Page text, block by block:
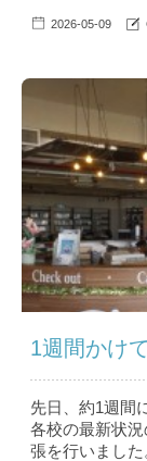
2026-05-09
1週間かけ
先日、約1週間
各校の最新状
張を行いまし